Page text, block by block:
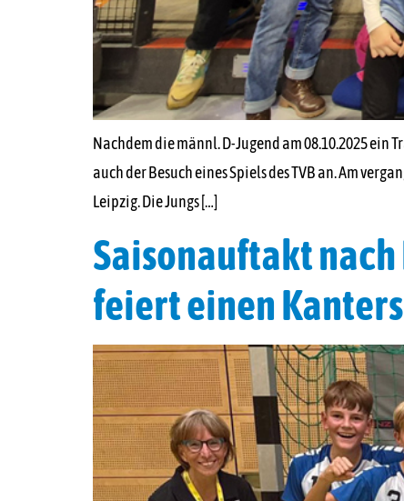
Nachdem die männl. D-Jugend am 08.10.2025
auch der Besuch eines Spiels des TVB an. Am
Leipzig. Die Jungs […]
Saisonauftakt
feiert einen